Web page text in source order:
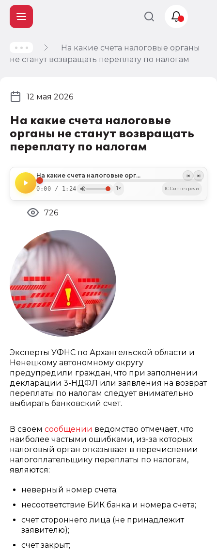
На какие счета налоговые органы
не станут возвращать переплату по налогам
На какие счета налоговые
органы не станут возвращать
переплату по налогам
На какие счета налоговые органы не станут перечислять переплату по налогам
0:00 / 1:24 1× 1C:Синтез речи
12 мая 2026
726
Эксперты УФНС по Архангельской области и
Ненецкому автономному округу
предупредили граждан, что при заполнении
декларации 3-НДФЛ или заявления на возврат
переплаты по налогам следует внимательно
выбирать банковский счет.
В своем сообщении ведомство отмечает, что
наиболее частыми ошибками, из-за которых
налоговый орган отказывает в перечислении
налогоплательщику переплаты по налогам,
являются:
неверный номер счета;
несоответствие БИК банка и номера счета;
счет стороннего лица (не принадлежит
заявителю);
счет закрыт;
Учет и
налогообложение